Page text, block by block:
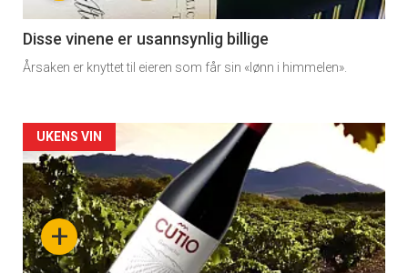
3
Disse vinene er usannsynlig billige
Årsaken er knyttet til eieren som får sin «lønn i himmelen».
Forsiden
akkurat
nå
-
+
UKENS VIN